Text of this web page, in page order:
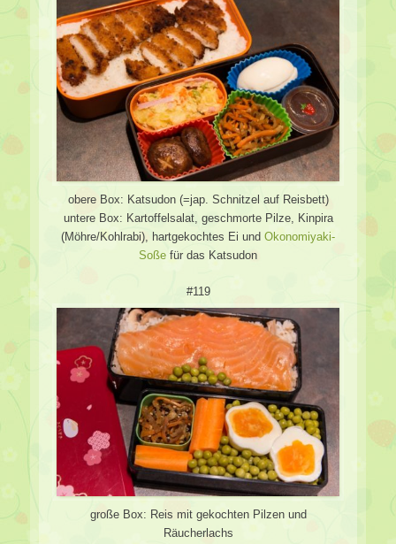
obere Box: Katsudon (=jap. Schnitzel auf Reisbett)
untere Box: Kartoffelsalat, geschmorte Pilze, Kinpira
(Möhre/Kohlrabi), hartgekochtes Ei und Okonomiyaki-
Soße für das Katsudon
#119
große Box: Reis mit gekochten Pilzen und
Räucherlachs